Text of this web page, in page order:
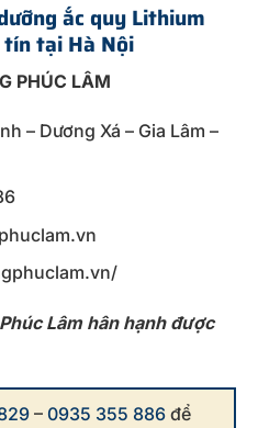
ắc quy Lithium
tín tại Hà Nội
PHÚC LÂM
– Dương Xá – Gia Lâm –
Lâm hân hạnh được
–0935 355 886 để